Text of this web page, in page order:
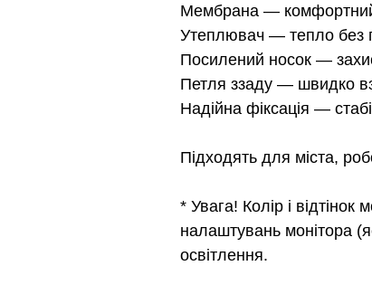
Мембрана — комфортний
Утеплювач — тепло без
Посилений носок —
Петля ззаду — швидко
Надійна фіксація —
Підходять для міста,
* Увага! Колір і відтінок
налаштувань монітора
освітлення.